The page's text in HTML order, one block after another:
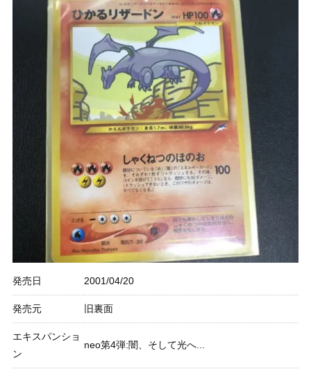
発売日 2001/04/20
発売元 旧裏面
エキスパンショ
ン
neo第4弾:闇、そして光へ...